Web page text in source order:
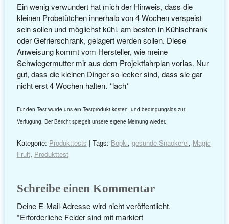
Ein wenig verwundert hat mich der Hinweis, dass die
kleinen Probetütchen innerhalb von 4 Wochen verspeist
sein sollen und möglichst kühl, am besten in Kühlschrank
oder Gefrierschrank, gelagert werden sollen. Diese
Anweisung kommt vom Hersteller, wie meine
Schwiegermutter mir aus dem Projektfahrplan vorlas. Nur
gut, dass die kleinen Dinger so lecker sind, dass sie gar
nicht erst 4 Wochen halten. *lach*
Für den Test wurde uns ein Testprodukt kosten- und bedingungslos zur
Verfügung. Der Bericht spiegelt unsere eigene Meinung wieder.
Kategorie: Produkttests | Tags: Bopki, gesunde Snackerei, Magic
Fruit, Produkttest
Schreibe einen Kommentar
Deine E-Mail-Adresse wird nicht veröffentlicht.
Erforderliche Felder sind mit
* markiert